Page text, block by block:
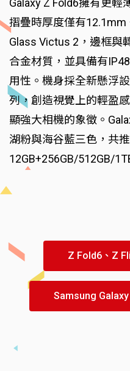
摺疊時厚度僅有12.1mm
Glass Victus 2，邊框與
合金材質，並具備有
用性。機身採全新懸浮
列，創造視覺上的輕盈
顯強大相機的象徵。
湖粉與海谷藍三色，共
12GB+256GB/512GB/
Z Fold6、Z
Samsung